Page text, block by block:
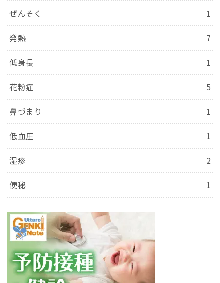
ぜんそく 1
発熱 7
低身長 1
花粉症 5
鼻づまり 1
低血圧 1
湿疹 2
便秘 1